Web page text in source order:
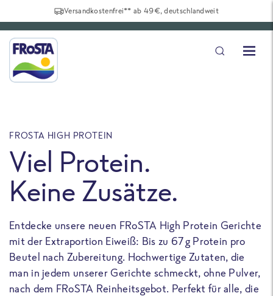
Versandkostenfrei** ab 49€, deutschlandweit
FROSTA HIGH PROTEIN
Viel Protein.
Keine Zusätze.
Entdecke unsere neuen FRoSTA High Protein Gerichte
mit der Extraportion Eiweiß: Bis zu 67 g Protein pro
Beutel nach Zubereitung. Hochwertige Zutaten, die
man in jedem unserer Gerichte schmeckt, ohne Pulver,
nach dem FRoSTA Reinheitsgebot. Perfekt für alle, die